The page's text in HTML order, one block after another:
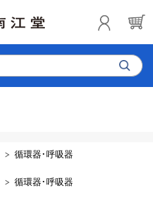
循環器･呼吸器
循環器･呼吸器